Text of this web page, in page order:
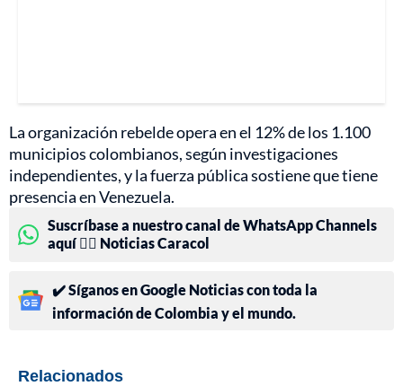
La organización rebelde opera en el 12% de los 1.100
municipios colombianos, según investigaciones
independientes, y la fuerza pública sostiene que tiene
presencia en Venezuela.
Suscríbase a nuestro canal de WhatsApp Channels
aquí 👉🏻 Noticias Caracol
✔️ Síganos en Google Noticias con toda la
información de Colombia y el mundo.
Relacionados